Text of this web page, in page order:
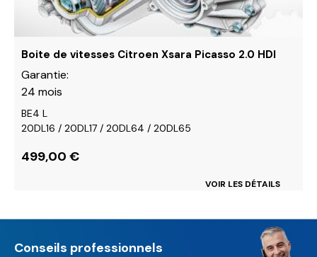
Boite de vitesses Citroen Xsara Picasso 2.0 HDI
Garantie:
24 mois
BE4 L
20DL16 / 20DL17 / 20DL64 / 20DL65
499,00 €
VOIR LES DÉTAILS
du
Conseils professionnels